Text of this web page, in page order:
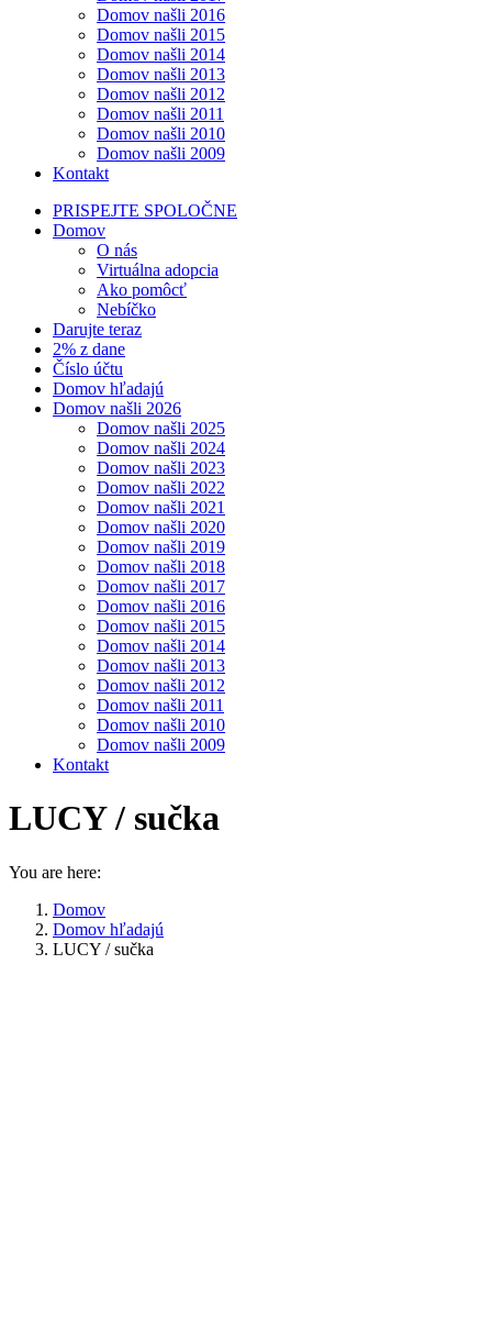
Domov našli 2016
Domov našli 2015
Domov našli 2014
Domov našli 2013
Domov našli 2012
Domov našli 2011
Domov našli 2010
Domov našli 2009
Kontakt
PRISPEJTE SPOLOČNE
Domov
O nás
Virtuálna adopcia
Ako pomôcť
Nebíčko
Darujte teraz
2% z dane
Číslo účtu
Domov hľadajú
Domov našli 2026
Domov našli 2025
Domov našli 2024
Domov našli 2023
Domov našli 2022
Domov našli 2021
Domov našli 2020
Domov našli 2019
Domov našli 2018
Domov našli 2017
Domov našli 2016
Domov našli 2015
Domov našli 2014
Domov našli 2013
Domov našli 2012
Domov našli 2011
Domov našli 2010
Domov našli 2009
Kontakt
LUCY / sučka
You are here:
Domov
Domov hľadajú
LUCY / sučka